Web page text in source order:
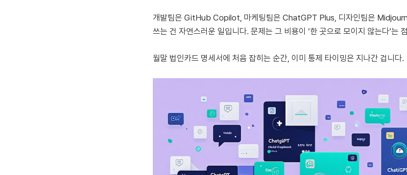
개발팀은 GitHub Copilot, 마케팅팀은 ChatGPT Plus, 디자인팀은
쓰는 건 자연스러운 일입니다. 문제는 그 비용이 ’한 곳으로 모이지 않는다’는
월말 법인카드 명세서에 처음 잡히는 순간, 이미 통제 타이밍은 지나간 겁니다.